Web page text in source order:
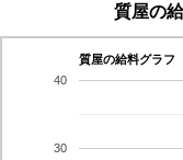
質屋の
質屋の給料グラフ
30
40